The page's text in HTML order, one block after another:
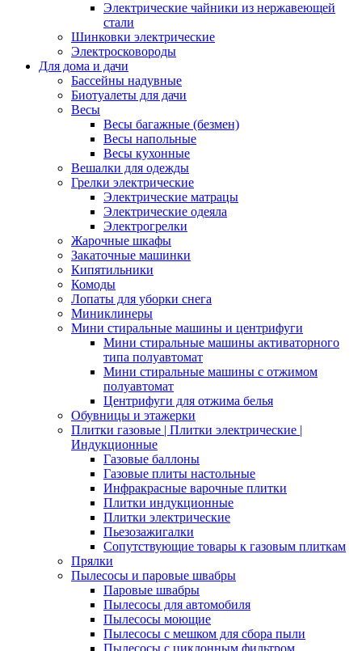
Электрические чайники из нержавеющей
стали
Шинковки электрические
Электросковороды
Для дома и дачи
Бассейны надувные
Биотуалеты для дачи
Весы
Весы багажные (безмен)
Весы напольные
Весы кухонные
Вешалки для одежды
Грелки электрические
Электрические матрацы
Электрические одеяла
Электрогрелки
Жарочные шкафы
Закаточные машинки
Кипятильники
Комоды
Лопаты для уборки снега
Миниклинеры
Мини стиральные машины и центрифуги
Мини стиральные машины активаторного
типа полуавтомат
Мини стиральные машины с отжимом
полуавтомат
Центрифуги для отжима белья
Обувницы и этажерки
Плитки газовые | Плитки электрические |
Индукционные
Газовые баллоны
Газовые плиты настольные
Инфракрасные варочные плитки
Плитки индукционные
Плитки электрические
Пьезозажигалки
Сопутствующие товары к газовым плиткам
Прялки
Пылесосы и паровые швабры
Паровые швабры
Пылесосы для автомобиля
Пылесосы моющие
Пылесосы с мешком для сбора пыли
Пылесосы с циклонным фильтром